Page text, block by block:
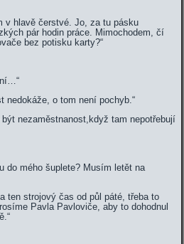
v hlavě čerstvé. Jo, za tu pásku
pár hodin práce. Mimochodem, čí
bez potisku karty?“
nedokáže, o tom není pochyb.“
nezaměstnanost,když tam nepotřebují
do mého šuplete? Musím letět na
ten strojový čas od půl páté, třeba to
Pavla Pavloviče, aby to dohodnul